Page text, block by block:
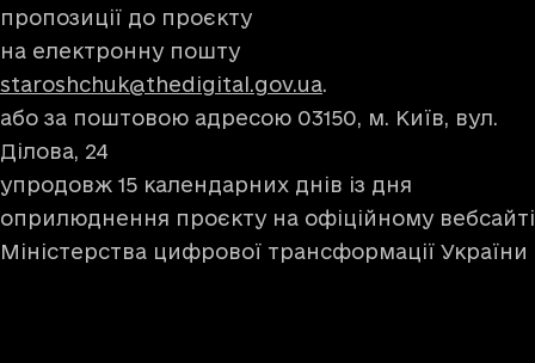
пропозиції до проєкту
на електронну пошту
staroshchuk@thedigital.gov.ua.
або за поштовою адресою 03150, м. Київ, вул.
Ділова, 24
упродовж 15 календарних днів із дня
оприлюднення проєкту на офіційному вебсайті
Міністерства цифрової трансформації України